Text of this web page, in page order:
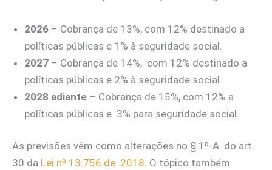
2026 – Cobrança de 13%, com 12% destinado a
políticas públicas e 1% à seguridade social.
2027 – Cobrança de 14%, com 12% destinado a
políticas públicas e 2% à seguridade social.
2028 adiante – Cobrança de 15%, com 12% a
políticas públicas e 3% para seguridade social.
As previsões vêm como alterações no § 1º-A do art.
30 da Lei nº 13.756 de 2018. O tópico também